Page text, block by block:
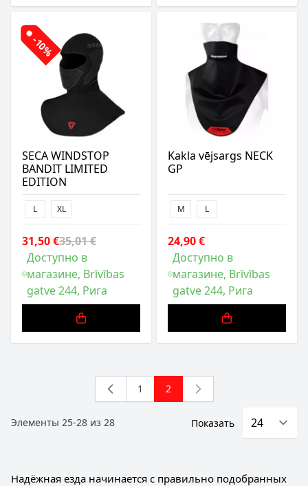
-10%
SECA WINDSTOP
BANDIT LIMITED
EDITION
L XL
31,50 €35,01 €
Доступно в
магазине, Brīvības
gatve 244, Рига
Kakla vējsargs NECK
GP
M L
24,90 €
Доступно в
магазине, Brīvības
gatve 244, Рига
Элементы 25-28 из 28
Страница
1 You're currently reading page
2
Показать
Надёжная езда начинается с правильно подобранных